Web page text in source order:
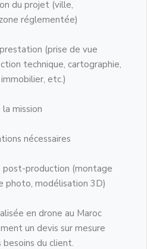
du projet (ville,
réglementée)
(prise de vue
technique, cartographie,
etc.)
mission
nécessaires
post-production (montage
photo, modélisation 3D)
en drone au Maroc
un devis sur mesure
besoins du client.